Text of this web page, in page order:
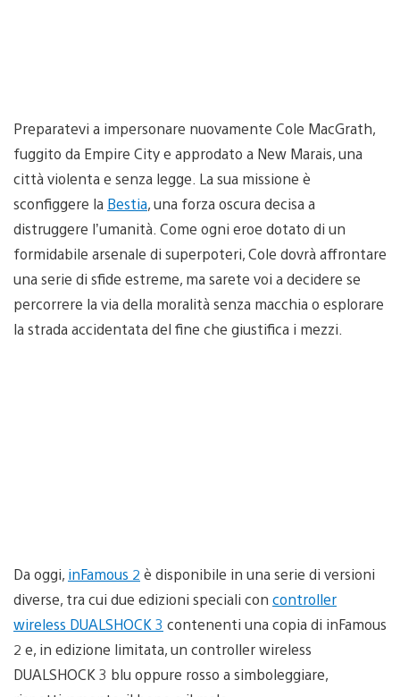
Preparatevi a impersonare nuovamente Cole MacGrath,
fuggito da Empire City e approdato a New Marais, una
città violenta e senza legge. La sua missione è
sconfiggere la Bestia, una forza oscura decisa a
distruggere l’umanità. Come ogni eroe dotato di un
formidabile arsenale di superpoteri, Cole dovrà affrontare
una serie di sfide estreme, ma sarete voi a decidere se
percorrere la via della moralità senza macchia o esplorare
la strada accidentata del fine che giustifica i mezzi.
Da oggi, inFamous 2 è disponibile in una serie di versioni
diverse, tra cui due edizioni speciali con controller
wireless DUALSHOCK 3 contenenti una copia di inFamous
2 e, in edizione limitata, un controller wireless
DUALSHOCK 3 blu oppure rosso a simboleggiare,